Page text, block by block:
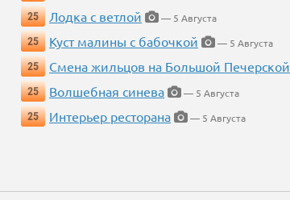
25
Лодка с ветлой
— 5 Августа
25
Куст малины с бабочкой
— 5 Августа
25
Смена жильцов на Большой Печерской
25
Волшебная синева
— 5 Августа
25
Интерьер ресторана — 5 Августа